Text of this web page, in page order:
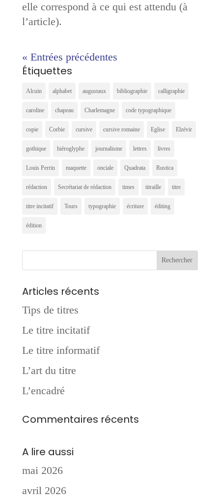
elle correspond à ce qui est attendu (à
l’article).
« Entrées précédentes
Étiquettes
Alcuin alphabet augustaux bibliographie calligraphie
caroline chapeau Charlemagne code typographique
copie Corbie cursive cursive romaine Eglise Elzévir
gothique hiéroglyphe journalisme lettres livres
Louis Perrin maquette onciale Quadrata Rustica
rédaction Secrétariat de rédaction times titraille titre
titre incitatif Tours typographie écriture éditing
édition
Articles récents
Tips de titres
Le titre incitatif
Le titre informatif
L’art du titre
L’encadré
Commentaires récents
A lire aussi
mai 2026
avril 2026